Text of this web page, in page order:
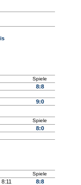
Spiele
8:8
9:0
Spiele
8:0
Spiele
8:11 8:8